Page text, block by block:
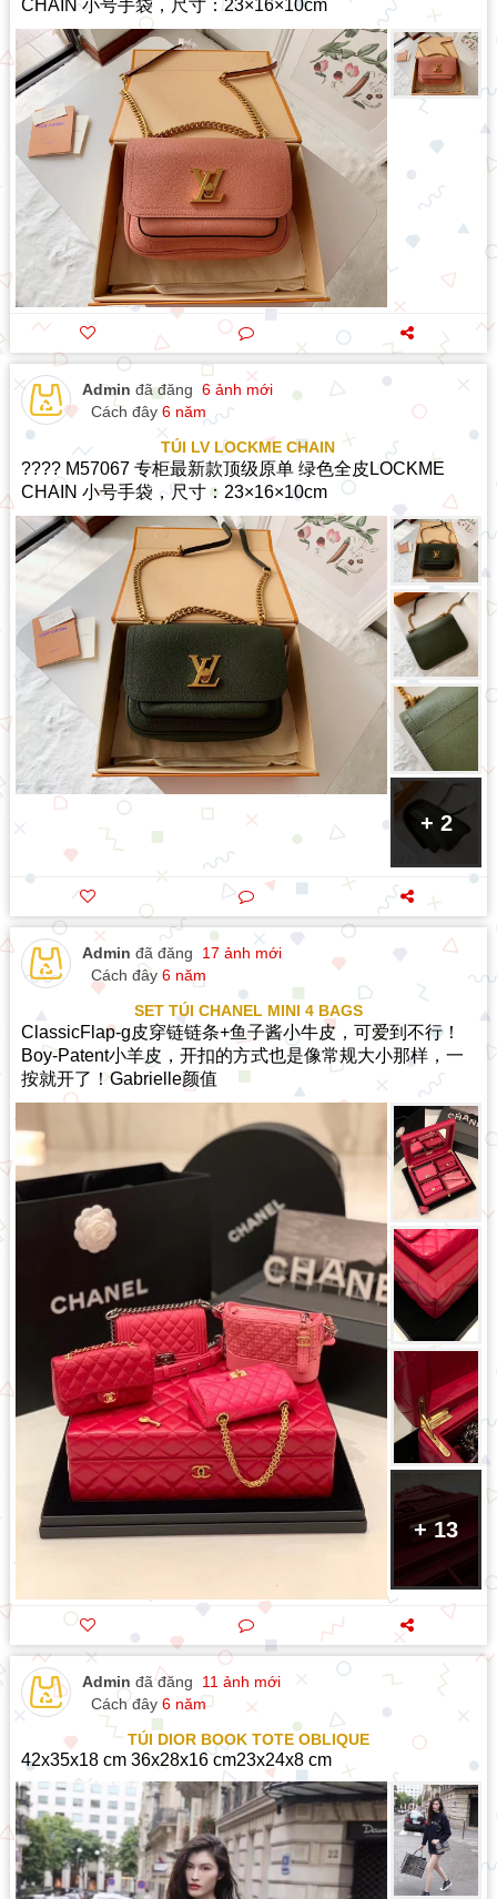
CHAIN 小号手袋，尺寸：23×16×10cm
Admin đã đăng 6 ảnh mới
Cách đây 6 năm
TÚI LV LOCKME CHAIN
???? M57067 专柜最新款顶级原单 绿色全皮LOCKME
CHAIN 小号手袋，尺寸：23×16×10cm
+ 2
Admin đã đăng 17 ảnh mới
Cách đây 6 năm
SET TÚI CHANEL MINI 4 BAGS
ClassicFlap-g皮穿链链条+鱼子酱小牛皮，可爱到不行！
Boy-Patent小羊皮，开扣的方式也是像常规大小那样，一
按就开了！Gabrielle颜值
+ 13
Admin đã đăng 11 ảnh mới
Cách đây 6 năm
TÚI DIOR BOOK TOTE OBLIQUE
42x35x18 cm 36x28x16 cm23x24x8 cm